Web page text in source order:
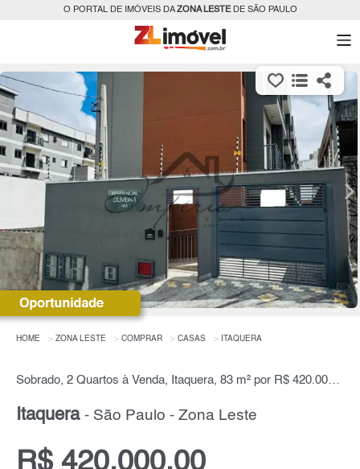
O PORTAL DE IMÓVEIS DAZONA LESTEDE SÃO PAULO
HOME ZONA LESTE COMPRAR CASAS ITAQUERA
Sobrado, 2 Quartos à Venda, Itaquera, 83 m² por R$ 420.000,00
Itaquera - São Paulo - Zona Leste
R$ 420.000,00